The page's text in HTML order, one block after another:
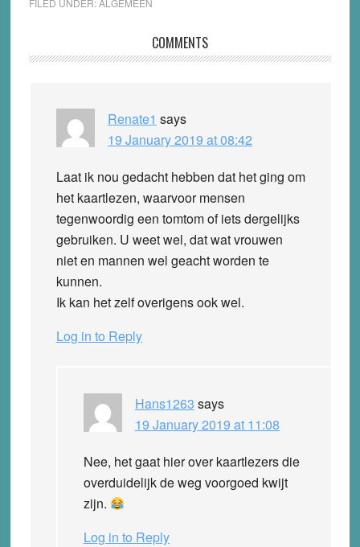
FILED UNDER:ALGEMEEN
Interactions
COMMENTS
Renate1 says
19 January 2019 at 08:42
Laat ik nou gedacht hebben dat het ging om
het kaartlezen, waarvoor mensen
tegenwoordig een tomtom of iets dergelijks
gebruiken. U weet wel, dat wat vrouwen
niet en mannen wel geacht worden te
kunnen.
Ik kan het zelf overigens ook wel.
Log in to Reply
Hans1263 says
19 January 2019 at 11:08
Nee, het gaat hier over kaartlezers die
overduidelijk de weg voorgoed kwijt
zijn.
Log in to Reply